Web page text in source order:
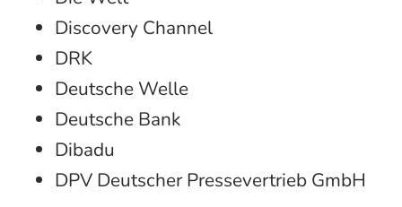
Discovery Channel
DRK
Deutsche Welle
Deutsche Bank
Dibadu
DPV Deutscher Pressevertrieb GmbH